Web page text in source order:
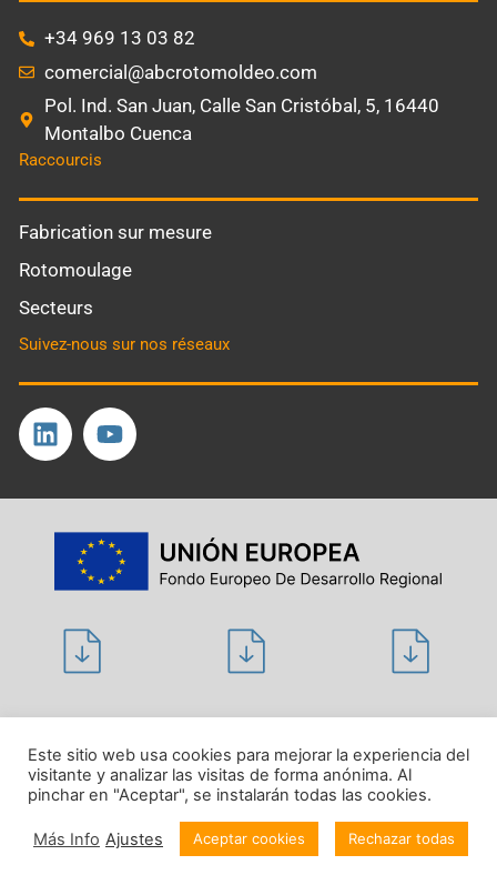
+34 969 13 03 82
comercial@abcrotomoldeo.com
Pol. Ind. San Juan, Calle San Cristóbal, 5, 16440
Montalbo Cuenca
Raccourcis
Fabrication sur mesure
Rotomoulage
Secteurs
Suivez-nous sur nos réseaux
Avis juridique
Politique en matière de cookies
Este sitio web usa cookies para mejorar la experiencia del
visitante y analizar las visitas de forma anónima. Al
pinchar en "Aceptar", se instalarán todas las cookies.
Más Info Ajustes Aceptar cookies Rechazar todas